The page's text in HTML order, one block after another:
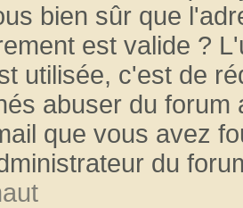
bien sûr que
est valide ?
utilisée, c'est de
abuser du
que vous avez
du